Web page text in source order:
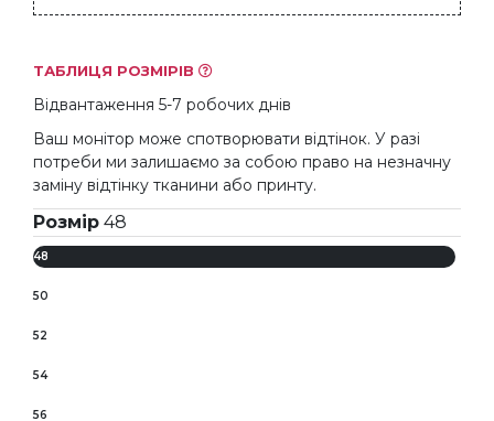
ТАБЛИЦЯ РОЗМІРІВ
Відвантаження 5-7 робочих днів
Ваш монітор може спотворювати відтінок. У разі
потреби ми залишаємо за собою право на незначну
заміну відтінку тканини або принту.
Розмір 48
48
50
52
54
56